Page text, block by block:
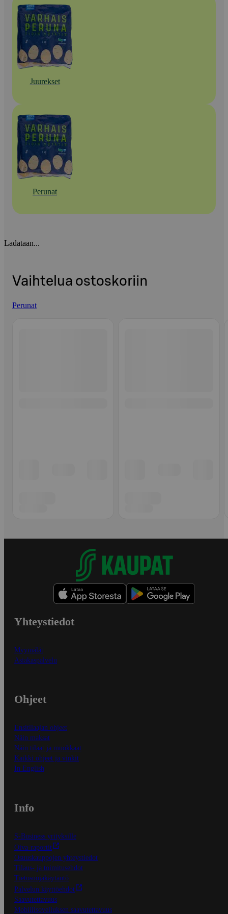
Juurekset
Perunat
Ladataan...
Vaihtelua ostoskoriin
Perunat
Yhteystiedot
Myymälät
Asiakaspalvelu
Ohjeet
Ensitilaajan ohjeet
Näin maksat
Näin tilaat ja muokkaat
Kaikki ohjeet ja vinkit
In English
Info
S-Business yrityksille
Oiva-raportit
Osuuskauppojen yhteystiedot
Tilaus- ja toimitusehdot
Tietosuojakäytäntö
Palvelun käyttöehdot
Saavutettavuus
Mobiilisovelluksen saavutettavuus